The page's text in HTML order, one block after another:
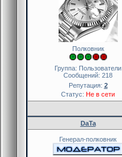
Полковник
Группа: Пользователи
Сообщений: 218
Репутация: 2
Статус: Не в сети
DaTa
Генерал-полковник